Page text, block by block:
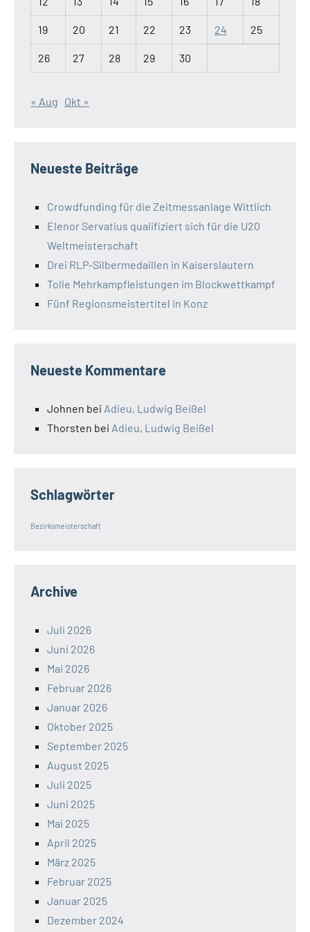
19 20 21 22 23 24 25
26 27 28 29 30
« Aug Okt »
Neueste Beiträge
Crowdfunding für die Zeitmessanlage Wittlich
Elenor Servatius qualifiziert sich für die U20
Weltmeisterschaft
Drei RLP-Silbermedaillen in Kaiserslautern
Tolle Mehrkampfleistungen im Blockwettkampf
Fünf Regionsmeistertitel in Konz
Neueste Kommentare
Johnen bei Adieu, Ludwig Beißel
Thorsten bei Adieu, Ludwig Beißel
Schlagwörter
Bezirksmeisterschaft
Archive
Juli 2026
Juni 2026
Mai 2026
Februar 2026
Januar 2026
Oktober 2025
September 2025
August 2025
Juli 2025
Juni 2025
Mai 2025
April 2025
März 2025
Februar 2025
Januar 2025
Dezember 2024